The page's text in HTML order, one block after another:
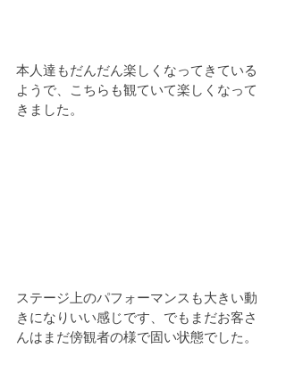
本人達もだんだん楽しくなってきている
ようで、こちらも観ていて楽しくなって
きました。
ステージ上のパフォーマンスも大きい動
きになりいい感じです、でもまだお客さ
んはまだ傍観者の様で固い状態でした。